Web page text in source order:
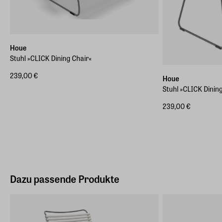
Houe
Stuhl »CLICK Dining Chair«
239,00 €
Houe
Stuhl »CLICK
239,00 €
Dazu passende Produkte